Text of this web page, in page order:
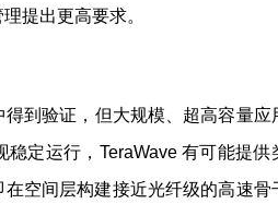
提出更高要求。
到验证，但大规模、超高容量应
定运行，TeraWave 有可能提供
在空间层构建接近光纤级的高速骨